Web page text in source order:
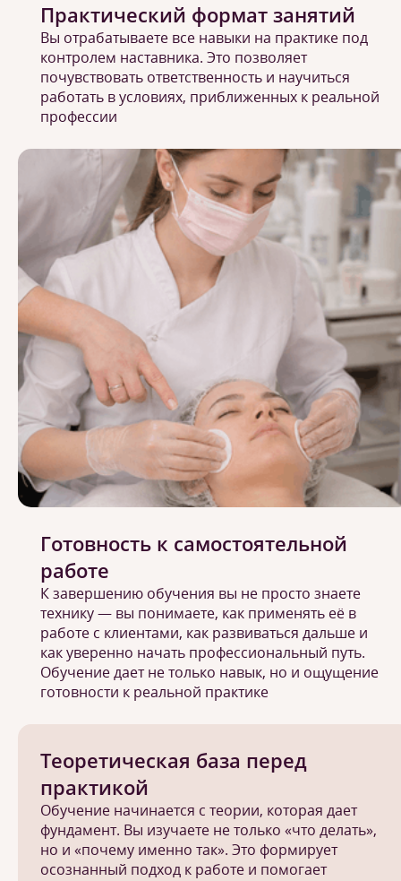
Теоретическая база перед
практикой
Обучение начинается с теории, которая дает
фундамент. Вы изучаете не только «что делать»,
но и «почему именно так». Это формирует
осознанный подход к работе и помогает
Практический формат занятий
Вы отрабатываете все навыки на практике под
контролем наставника. Это позволяет
почувствовать ответственность и научиться
работать в условиях, приближенных к реальной
профессии
Готовность к самостоятельной
работе
К завершению обучения вы не просто знаете
технику — вы понимаете, как применять её в
работе с клиентами, как развиваться дальше и
как уверенно начать профессиональный путь.
Обучение дает не только навык, но и ощущение
готовности к реальной практике